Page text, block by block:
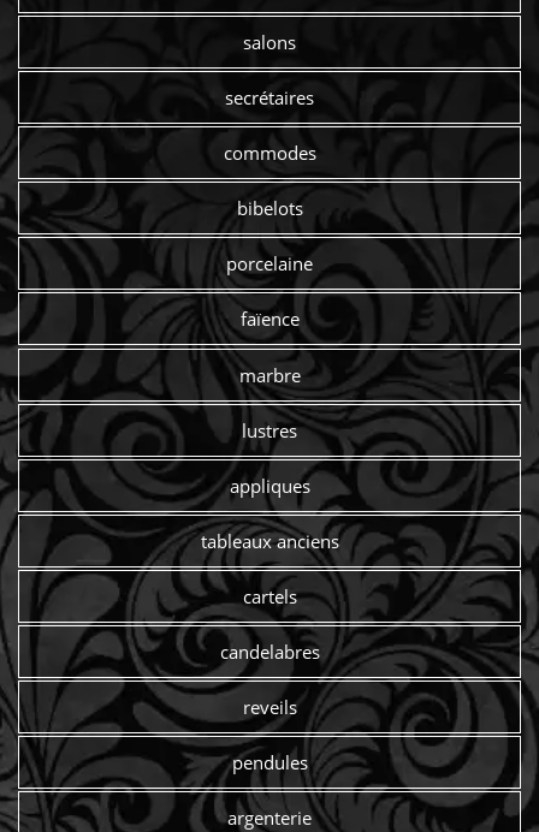
salons
secrétaires
commodes
bibelots
porcelaine
faïence
marbre
lustres
appliques
tableaux anciens
cartels
candelabres
reveils
pendules
argenterie